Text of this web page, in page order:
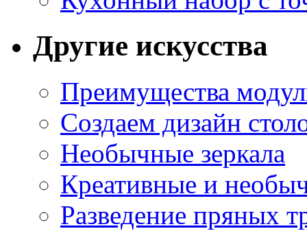
Другие искусства
Преимущества
Создаем дизайн
Необычные зеркала
Креативные и
Разведение пряных